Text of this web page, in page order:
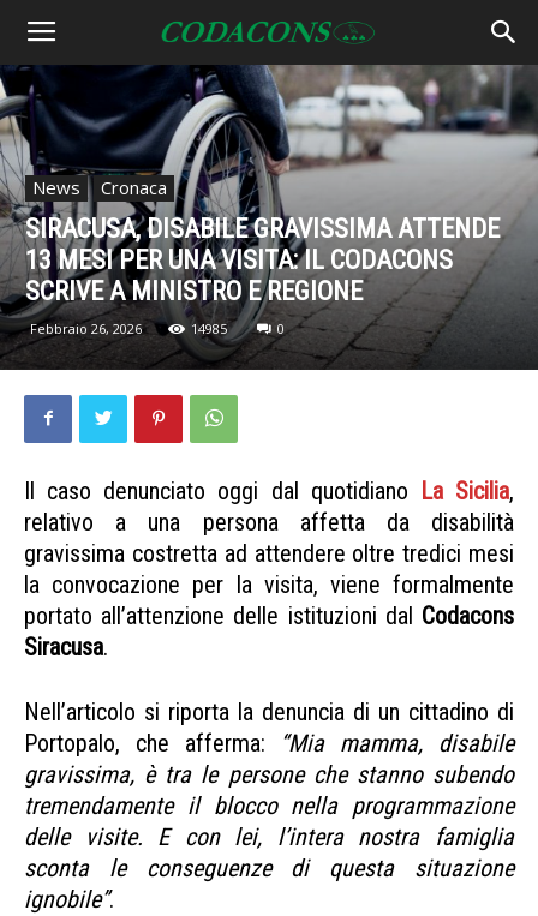
News Cronaca
SIRACUSA, DISABILE GRAVISSIMA ATTENDE
13 MESI PER UNA VISITA: IL CODACONS
SCRIVE A MINISTRO E REGIONE
Febbraio 26, 2026 14985 0
Il caso denunciato oggi dal quotidiano La Sicilia,
relativo a una persona affetta da disabilità
gravissima costretta ad attendere oltre tredici mesi
la convocazione per la visita, viene formalmente
portato all’attenzione delle istituzioni dal Codacons
Siracusa.
Nell’articolo si riporta la denuncia di un cittadino di
Portopalo, che afferma:
“Mia mamma, disabile
gravissima, è tra le persone che stanno subendo
tremendamente il blocco nella programmazione
delle visite. E con lei, l’intera nostra famiglia
sconta le conseguenze di questa situazione
ignobile”.